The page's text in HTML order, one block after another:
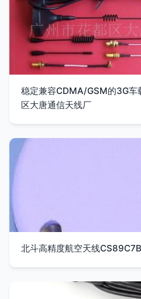
稳定兼容CDMA/GSM的3G车
区大唐通信天线厂
北斗高精度航空天线